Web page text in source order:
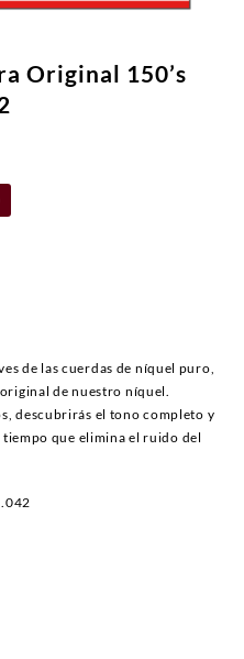
Original 150’s
de las cuerdas de níquel puro,
de nuestro níquel.
descubrirás el tono completo y
que elimina el ruido del